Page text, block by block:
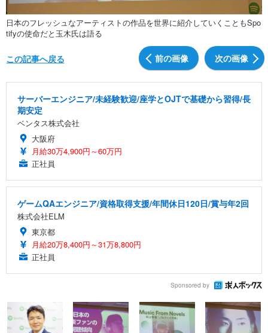
日本のフレッシュなアーティストの作品を世界に紹介していくこともSpo
tifyの使命だと玉木氏は語る
前の画像 次の画像
この記事へ戻る
サーバーエンジニア/未経験歓迎/座学とOJTで基礎から習得/長
期安定
ベンタス株式会社
大阪府
月給30万4,900円～60万円
正社員
ゲームQAエンジニア/資格取得支援/年間休日120日/賞与年2回
株式会社ELM
東京都
月給20万8,400円～31万8,800円
正社員
Sponsored by